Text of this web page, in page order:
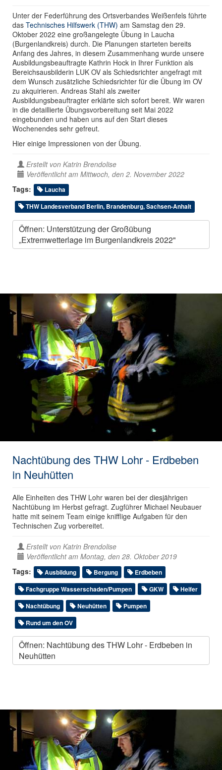
Unter der Federführung des Ortsverbandes Weißenfels führte
das Technisches Hilfswerk (THW) am Samstag den 29.
Oktober 2022 eine großangelegte Übung in Laucha
(Burgenlandkreis) durch. Die Planungen starteten bereits
Anfang des Jahres, in diesem Zusammenhang wurde unsere
Ausbildungsbeauftragte Kathrin Hock in Ihrer Funktion als
Bereichsausbilderin LUK OV als Schiedsrichter angefragt mit
dem Wunsch zusätzliche Schiedsrichter für die Übung im OV
zu akquirieren. Andreas Stahl als zweiter
Ausbildungsbeauftragter erklärte sich sofort bereit. Wir waren
in die detaillierte Übungsvorbereitung seit Mai 2022
eingebunden und haben uns auf den Start dieses
Wochenendes sehr gefreut.
Hier einige Impressionen von der Übung.
Erstellt von Katrin Brendolise
Veröffentlicht am Mittwoch, den 2. November 2022
Tags:
Laucha
THW Landesverband Berlin, Brandenburg, Sachsen-Anhalt
Öffnen: Unterstützung der Großübung
„Extremwetterlage im Burgenlandkreis 2022"
Nachtübung des THW Lohr - Erdbeben
in Neuhütten
Alle Einheiten des THW Lohr waren bei der diesjährigen
Nachtübung im Herbst gefragt. Zugführer Michael Neubauer
hatte mit seinem Team einige knifflige Aufgaben für den
Technischen Zug vorbereitet.
Erstellt von Katrin Brendolise
Veröffentlicht am Montag, den 28. Oktober 2019
Tags:
Ausbildung Bergung
Erdbeben
Fachgruppe Wasserschaden/Pumpen
GKW
Helfer
Nachtübung
Neuhütten
Pumpen
Rund um den OV
Öffnen: Nachtübung des THW Lohr - Erdbeben in
Neuhütten